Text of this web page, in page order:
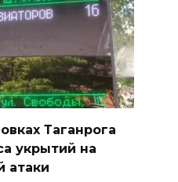
Таганрога
укрытий на
атаки